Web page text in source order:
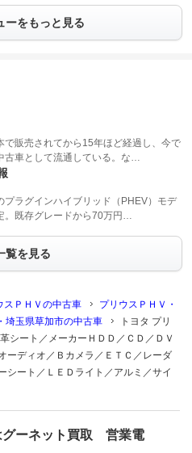
ーをもっと見る
販売されてから15年ほど経過し、今で
古車として流通している。な…
プラグインハイブリッド（PHEV）モデ
。既存グレードから70万円…
覧を見る
スＰＨＶの中古車
プリウスＰＨＶ・
埼玉県草加市の中古車
トヨタ プリ
ート／メーカーＨＤＤ／ＣＤ／ＤＶ
ーディオ／Ｂカメラ／ＥＴＣ／レーダ
シート／ＬＥＤライト／アルミ／サイ
グーネット買取 営業電